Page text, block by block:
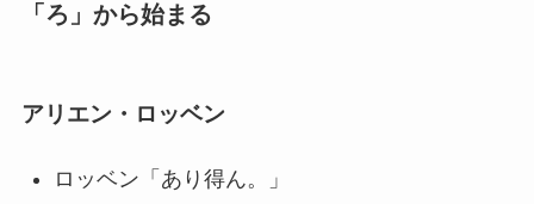
「ろ」から始まる
アリエン・ロッベン
ロッベン「あり得ん。」